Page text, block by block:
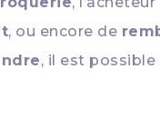
, ou encore de
, il est